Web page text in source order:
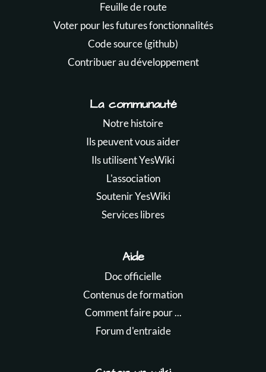
Feuille de route
Voter pour les futures fonctionnalités
Code source (github)
Contribuer au développement
La communauté
Notre histoire
Ils peuvent vous aider
Ils utilisent YesWiki
L'association
Soutenir YesWiki
Services libres
Aide
Doc officielle
Contenus de formation
Comment faire pour ...
Forum d'entraide